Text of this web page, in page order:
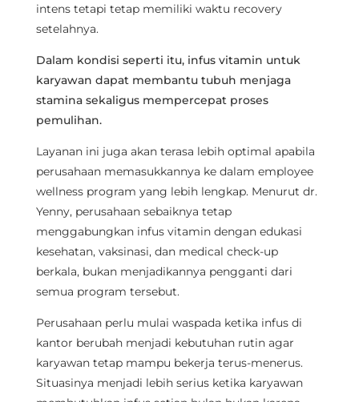
intens tetapi tetap memiliki waktu recovery
setelahnya.
Dalam kondisi seperti itu, infus vitamin untuk
karyawan dapat membantu tubuh menjaga
stamina sekaligus mempercepat proses
pemulihan.
Layanan ini juga akan terasa lebih optimal apabila
perusahaan memasukkannya ke dalam employee
wellness program yang lebih lengkap. Menurut dr.
Yenny, perusahaan sebaiknya tetap
menggabungkan infus vitamin dengan edukasi
kesehatan, vaksinasi, dan medical check-up
berkala, bukan menjadikannya pengganti dari
semua program tersebut.
Perusahaan perlu mulai waspada ketika infus di
kantor berubah menjadi kebutuhan rutin agar
karyawan tetap mampu bekerja terus-menerus.
Situasinya menjadi lebih serius ketika karyawan